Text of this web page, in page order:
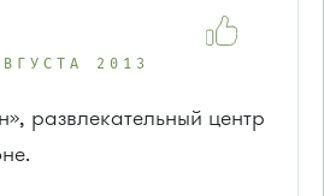
2013
развлекательный центр